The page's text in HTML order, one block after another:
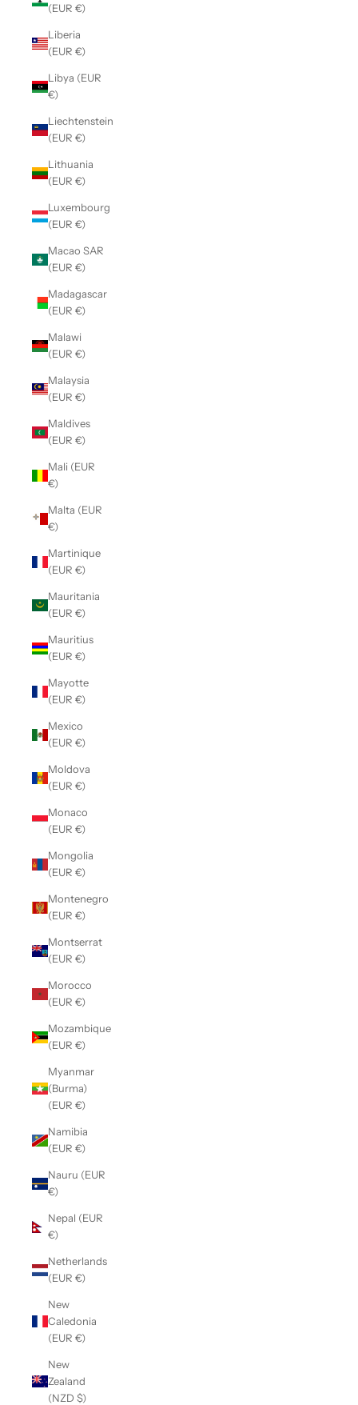
(EUR €)
Liberia
(EUR €)
Libya (EUR
€)
Liechtenstein
(EUR €)
Lithuania
(EUR €)
Luxembourg
(EUR €)
Macao SAR
(EUR €)
Madagascar
(EUR €)
Malawi
(EUR €)
Malaysia
(EUR €)
Maldives
(EUR €)
Mali (EUR
€)
Malta (EUR
€)
Martinique
(EUR €)
Mauritania
(EUR €)
Mauritius
(EUR €)
Mayotte
(EUR €)
Mexico
(EUR €)
Moldova
(EUR €)
Monaco
(EUR €)
Mongolia
(EUR €)
Montenegro
(EUR €)
Montserrat
(EUR €)
Morocco
(EUR €)
Mozambique
(EUR €)
Myanmar
(Burma)
(EUR €)
Namibia
(EUR €)
Nauru (EUR
€)
Nepal (EUR
€)
Netherlands
(EUR €)
New
Caledonia
(EUR €)
New
Zealand
(NZD $)